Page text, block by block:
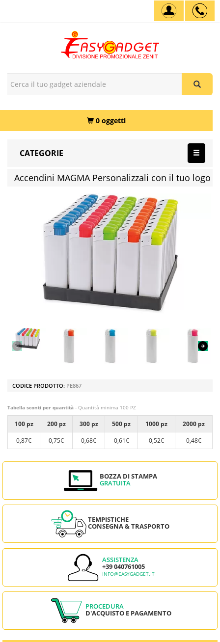
0 oggetti
CATEGORIE
Accendini MAGMA Personalizzali con il tuo logo
CODICE PRODOTTO: PE867
Tabella sconti per quantità - Quantità minima 100 PZ
100 pz 200 pz 300 pz 500 pz 1000 pz
2000 pz
0,87€
0,75€ 0,68€ 0,61€ 0,52€ 0,48€
BOZZA DI STAMPA
GRATUITA
TEMPISTICHE
CONSEGNA & TRASPORTO
ASSISTENZA
+39 040761005
INFO@EASYGADGET.IT
PROCEDURA
D'ACQUISTO E PAGAMENTO